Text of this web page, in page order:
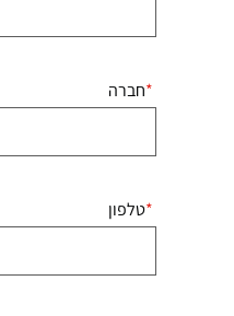
חברה
טלפון